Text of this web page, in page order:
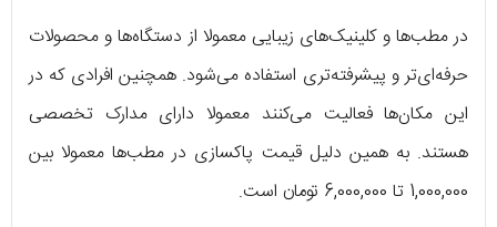
در مطب‌ها و کلینیک‌های زیبایی معمولا از دستگاه‌ها و محصولات
حرفه‌ای‌تر و پیشرفته‌تری استفاده می‌شود. همچنین افرادی که در
این مکان‌ها فعالیت می‌کنند معمولا دارای مدارک تخصصی
هستند. به همین دلیل قیمت پاکسازی در مطب‌ها معمولا بین
1,000,000 تا 6,000,000 تومان است.